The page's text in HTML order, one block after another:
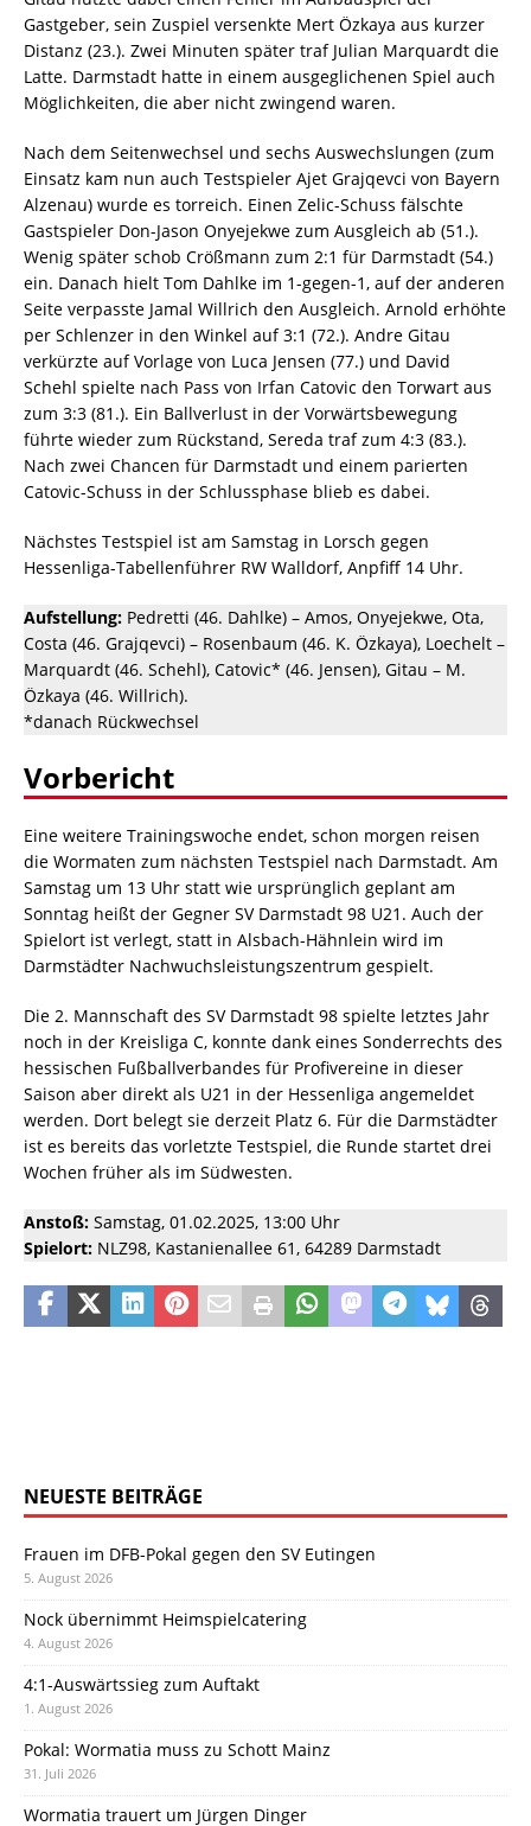
Gastgeber, sein Zuspiel versenkte Mert Özkaya aus kurzer
Distanz (23.). Zwei Minuten später traf Julian Marquardt die
Latte. Darmstadt hatte in einem ausgeglichenen Spiel auch
Möglichkeiten, die aber nicht zwingend waren.
Nach dem Seitenwechsel und sechs Auswechslungen (zum
Einsatz kam nun auch Testspieler Ajet Grajqevci von Bayern
Alzenau) wurde es torreich. Einen Zelic-Schuss fälschte
Gastspieler Don-Jason Onyejekwe zum Ausgleich ab (51.).
Wenig später schob Crößmann zum 2:1 für Darmstadt (54.)
ein. Danach hielt Tom Dahlke im 1-gegen-1, auf der anderen
Seite verpasste Jamal Willrich den Ausgleich. Arnold erhöhte
per Schlenzer in den Winkel auf 3:1 (72.). Andre Gitau
verkürzte auf Vorlage von Luca Jensen (77.) und David
Schehl spielte nach Pass von Irfan Catovic den Torwart aus
zum 3:3 (81.). Ein Ballverlust in der Vorwärtsbewegung
führte wieder zum Rückstand, Sereda traf zum 4:3 (83.).
Nach zwei Chancen für Darmstadt und einem parierten
Catovic-Schuss in der Schlussphase blieb es dabei.
Nächstes Testspiel ist am Samstag in Lorsch gegen
Hessenliga-Tabellenführer RW Walldorf, Anpfiff 14 Uhr.
Aufstellung: Pedretti (46. Dahlke) – Amos, Onyejekwe, Ota,
Costa (46. Grajqevci) – Rosenbaum (46. K. Özkaya), Loechelt –
Marquardt (46. Schehl), Catovic* (46. Jensen), Gitau – M.
Özkaya (46. Willrich).
*danach Rückwechsel
Vorbericht
Eine weitere Trainingswoche endet, schon morgen reisen
die Wormaten zum nächsten Testspiel nach Darmstadt. Am
Samstag um 13 Uhr statt wie ursprünglich geplant am
Sonntag heißt der Gegner SV Darmstadt 98 U21. Auch der
Spielort ist verlegt, statt in Alsbach-Hähnlein wird im
Darmstädter Nachwuchsleistungszentrum gespielt.
Die 2. Mannschaft des SV Darmstadt 98 spielte letztes Jahr
noch in der Kreisliga C, konnte dank eines Sonderrechts des
hessischen Fußballverbandes für Profivereine in dieser
Saison aber direkt als U21 in der Hessenliga angemeldet
werden. Dort belegt sie derzeit Platz 6. Für die Darmstädter
ist es bereits das vorletzte Testspiel, die Runde startet drei
Wochen früher als im Südwesten.
Anstoß: Samstag, 01.02.2025, 13:00 Uhr
Spielort: NLZ98, Kastanienallee 61, 64289 Darmstadt
NEUESTE BEITRÄGE
Frauen im DFB-Pokal gegen den SV Eutingen
5. August 2026
Nock übernimmt Heimspielcatering
4. August 2026
4:1-Auswärtssieg zum Auftakt
1. August 2026
Pokal: Wormatia muss zu Schott Mainz
31. Juli 2026
Wormatia trauert um Jürgen Dinger